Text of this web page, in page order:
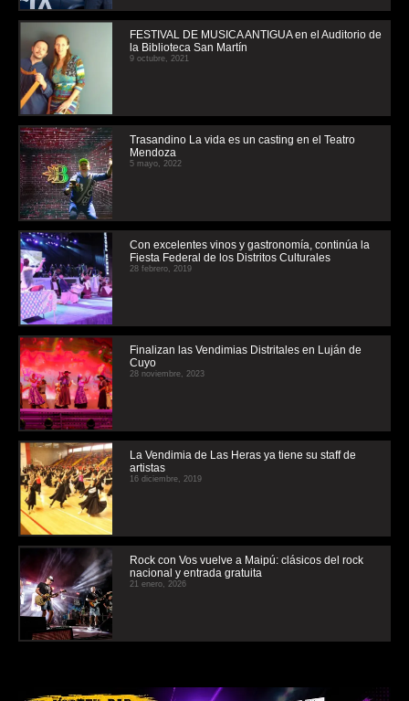
FESTIVAL DE MUSICA ANTIGUA en el Auditorio de
la Biblioteca San Martín
9 octubre, 2021
Trasandino La vida es un casting en el Teatro
Mendoza
5 mayo, 2022
Con excelentes vinos y gastronomía, continúa la
Fiesta Federal de los Distritos Culturales
28 febrero, 2019
Finalizan las Vendimias Distritales en Luján de
Cuyo
28 noviembre, 2023
La Vendimia de Las Heras ya tiene su staff de
artistas
16 diciembre, 2019
Rock con Vos vuelve a Maipú: clásicos del rock
nacional y entrada gratuita
21 enero, 2026